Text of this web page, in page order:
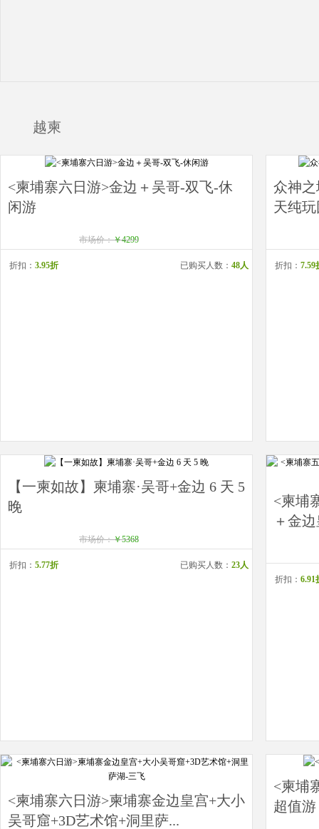
越柬
<柬埔寨六日游>金边＋吴哥-双飞-休
闲游
市场价：￥4299
折扣： 3.95折 已购买人数： 48人
众神
天纯
折扣： 7.59
【一柬如故】柬埔寨·吴哥+金边 6 天 5
晚
市场价：￥5368
折扣： 5.77折 已购买人数： 23人
<柬埔
＋金
折扣： 6.91
<柬埔寨六日游>柬埔寨金边皇宫+大小
吴哥窟+3D艺术馆+洞里萨...
<柬埔
超值游